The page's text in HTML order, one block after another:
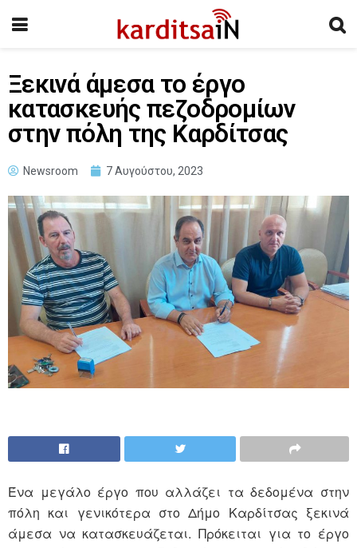
Ξεκινά άμεσα το έργο
κατασκευής πεζοδρομίων
στην πόλη της Καρδίτσας
Newsroom 7 Αυγούστου, 2023
Ένα μεγάλο έργο που αλλάζει τα δεδομένα στην
πόλη και γενικότερα στο Δήμο Καρδίτσας ξεκινά
άμεσα να κατασκευάζεται. Πρόκειται για το έργο